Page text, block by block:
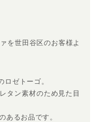
を世田谷区のお客様よ
ロゼトーゴ。
タン素材のため見た目
あるお品です。